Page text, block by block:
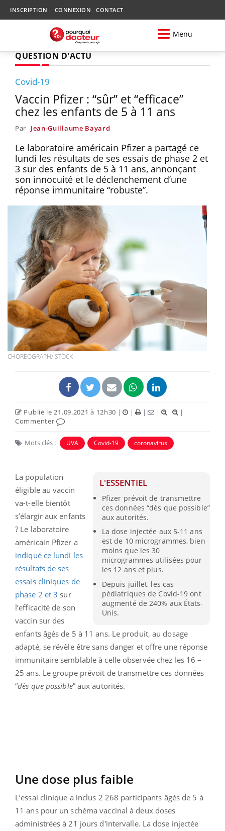
INSCRIPTION CONNEXION CONTACT
Menu
QUESTION D'ACTU
Covid-19
Vaccin Pfizer : “sûr” et “efficace”
chez les enfants de 5 à 11 ans
Par Jean-Guillaume Bayard
Le laboratoire américain Pfizer a partagé ce
lundi les résultats de ses essais de phase 2 et
3 sur des enfants de 5 à 11 ans, annonçant
son innocuité et le déclenchement d’une
réponse immunitaire “robuste”.
CHOREOGRAPH/ISTOCK
Publié le 21.09.2021 à 12h30 | | | |
|
Commenter
Mots clés : UVA Covid-19 coronavirus
L'ESSENTIEL
Pfizer prévoit de transmettre
ces données “dès que possible”
aux autorités.
La dose injectée aux 5-11 ans
est de 10 microgrammes, bien
moins que les 30
microgrammes utilisées pour
les 12 ans et plus.
Depuis juillet, les cas
pédiatriques de Covid-19 ont
augmenté de 240% aux États-
Unis.
La population
éligible au vaccin
va-t-elle bientôt
s’élargir aux enfants
? Le laboratoire
américain Pfizer a
indiqué ce lundi les
résultats de ses
essais cliniques de
phase 2 et 3 sur
l’efficacité de son
vaccin sur des
enfants âgés de 5 à 11 ans. Le produit, au dosage
adapté, se révèle être sans danger et offre une réponse
immunitaire semblable à celle observée chez les 16 –
25 ans. Le groupe prévoit de transmettre ces données
“dès que possible” aux autorités.
Une dose plus faible
L’essai clinique a inclus 2 268 participants âgés de 5 à
11 ans pour un schéma vaccinal à deux doses
administrées à 21 jours d'intervalle. La dose injectée